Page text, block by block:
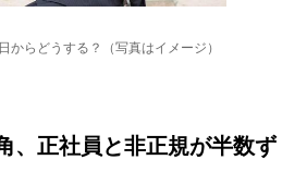
からどうする？（写真はイメージ）
、正社員と非正規が半数ず